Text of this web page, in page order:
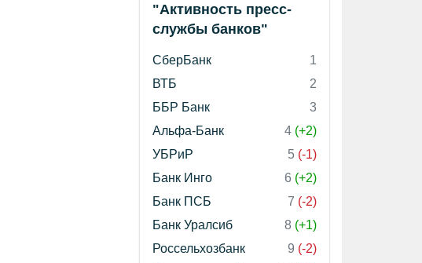
"Активность пресс-
службы банков"
СберБанк
1
ВТБ
2
ББР Банк
3
Альфа-Банк
4 (+2)
УБРиР
5 (-1)
Банк Инго
6 (+2)
Банк ПСБ
7 (-2)
Банк Уралсиб
8 (+1)
Россельхозбанк
9 (-2)